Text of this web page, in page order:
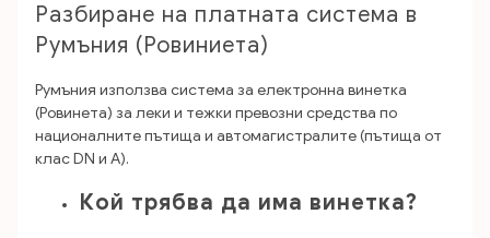
Разбиране на платната система в
Румъния (Ровиниета)
Румъния използва система за електронна винетка
(Ровинета) за леки и тежки превозни средства по
националните пътища и автомагистралите (пътища от
клас DN и A).
Кой трябва да има винетка?